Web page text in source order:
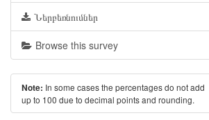
Ներբեռնումներ
Browse this survey
Note: In some cases the percentages do not add
up to 100 due to decimal points and rounding.